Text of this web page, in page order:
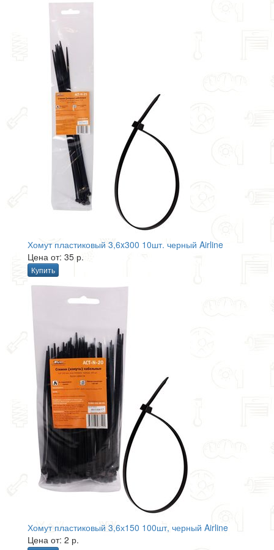
Хомут пластиковый 3,6x300 10шт. черный Airline
Цена от: 35 р.
Купить
Хомут пластиковый 3,6х150 100шт, черный Airline
Цена от: 2 р.